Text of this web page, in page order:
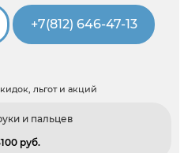
+7(812) 646-47-13
льгот и акций
и пальцев
pуб.